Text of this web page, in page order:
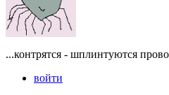
...контрятся - шплинтуются
войти